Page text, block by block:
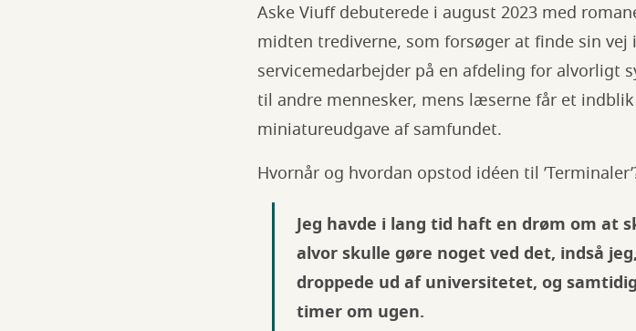
Aske Viuff debuterede i august 2023 med
midten trediverne, som forsøger at finde sin vej
servicemedarbejder på en afdeling for
til andre mennesker, mens læserne får et
miniatureudgave af samfundet.
Hvornår og hvordan opstod idéen til
Jeg havde i lang tid haft en drøm om at
alvor skulle gøre noget ved det, indså
droppede ud af universitetet, og
timer om ugen.